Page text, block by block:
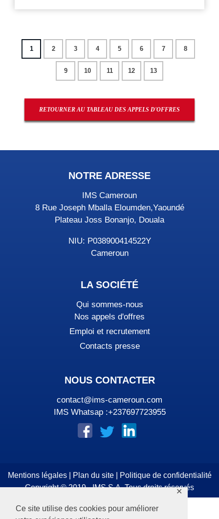
Ce site utilise des cookies pour améliorer
✕
1 2 3 4 5 6 7 8
9 10 11 12 13
RETOURNER AU TABLEAU DES APPELS D'OFFRES
NOTRE ADRESSE
IMS Cameroun
8 Rue Joseph Mballa Eloumden,Yaoundé
Plateau Joss Bonanjo, Douala
NIU: P038900414522Y
Cameroun
LA SOCIÉTÉ
Qui sommes-nous
Nos appels d'offres
Emploi et recrutement
Contacts presse
NOUS CONTACTER
contact@ims-cameroun.com
IMS Whatsap :+237697723955
Mentions légales| Plan du site|
Politique de confidentialité
Copyright © 2019 - IMS S.A. Tous droits réservés